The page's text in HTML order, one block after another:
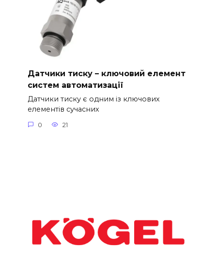
Датчики тиску – ключовий елемент
систем автоматизації
Датчики тиску є одним із ключових
елементів сучасних
0 21